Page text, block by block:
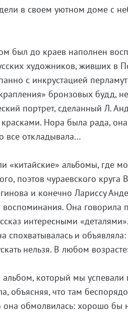
в своем уютном доме с
был до краев наполнен
художников, живших в
с инкрустацией
бронзовых будд,
портрет, сделанный Л.
Нора была рада,
все откладывала…
«китайские» альбомы, где
поэтов чураевского
и конечно Лариссу
воспоминания. Она говорила
интересными
спохватывалась и
нельзя. В любом
который мы успевали
объясняя, что там
она обмолвилась: хорошо